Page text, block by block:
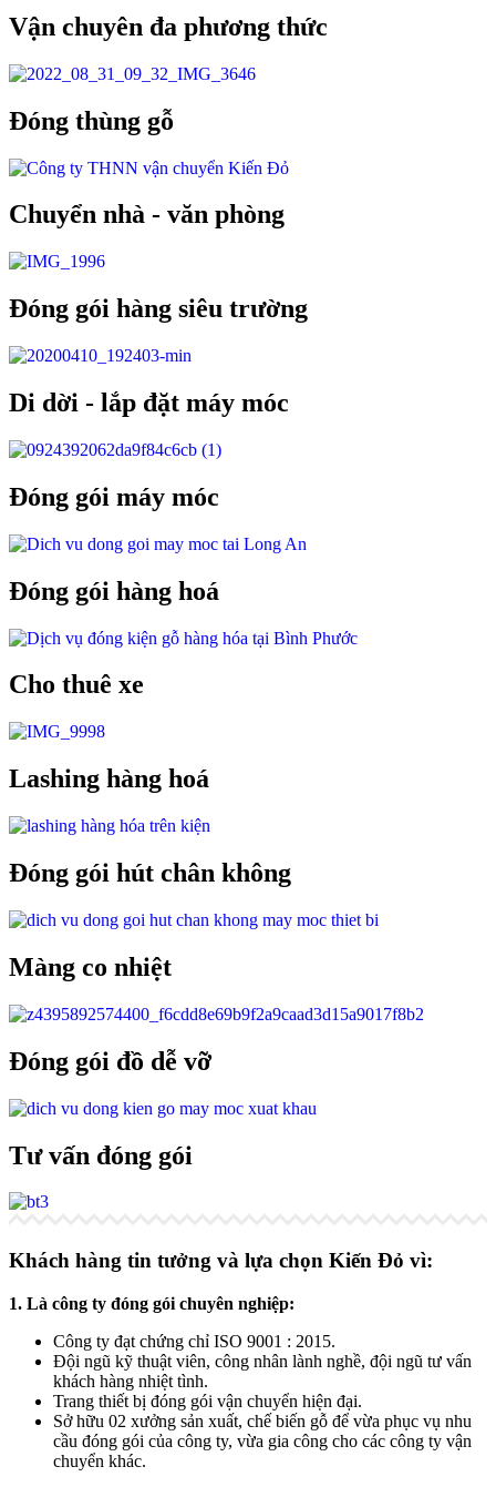
Vận chuyên đa phương thức
Đóng thùng gỗ
Chuyển nhà - văn phòng
Đóng gói hàng siêu trường
Di dời - lắp đặt máy móc
Đóng gói máy móc
Đóng gói hàng hoá
Cho thuê xe
Lashing hàng hoá
Đóng gói hút chân không
Màng co nhiệt
Đóng gói đồ dễ vỡ
Tư vấn đóng gói
Khách hàng tin tưởng và lựa chọn Kiến Đỏ vì:
1. Là công ty đóng gói chuyên nghiệp:
Công ty đạt chứng chỉ ISO 9001 : 2015.
Đội ngũ kỹ thuật viên, công nhân lành nghề, đội ngũ tư vấn
khách hàng nhiệt tình.
Trang thiết bị đóng gói vận chuyển hiện đại.
Sở hữu 02 xưởng sản xuất, chế biến gỗ để vừa phục vụ nhu
cầu đóng gói của công ty, vừa gia công cho các công ty vận
chuyển khác.